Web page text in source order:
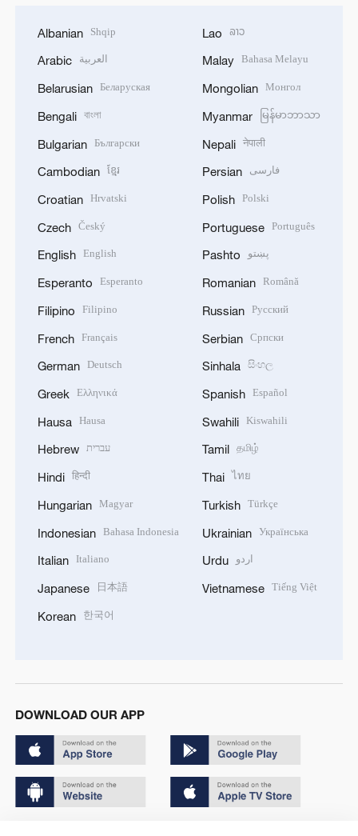
Albanian Shqip
Arabic العربية
Belarusian Беларуская
Bengali বাংলা
Bulgarian Български
Cambodian ខ្មែរ
Croatian Hrvatski
Czech Český
English English
Esperanto Esperanto
Filipino Filipino
French Français
German Deutsch
Greek Ελληνικά
Hausa Hausa
Hebrew עברית
Hindi हिन्दी
Hungarian Magyar
Indonesian Bahasa Indonesia
Italian Italiano
Japanese 日本語
Korean 한국어
Lao ລາວ
Malay Bahasa Melayu
Mongolian Монгол
Myanmar မြန်မာဘာသာ
Nepali नेपाली
Persian فارسی
Polish Polski
Portuguese Português
Pashto پښتو
Romanian Română
Russian Русский
Serbian Српски
Sinhala සිංහල
Spanish Español
Swahili Kiswahili
Tamil தமிழ்
Thai ไทย
Turkish Türkçe
Ukrainian Українська
Urdu اردو
Vietnamese Tiếng Việt
DOWNLOAD OUR APP